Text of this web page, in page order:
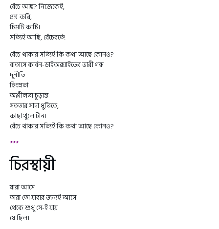
বেঁচে আছ? নিজেকেই,
প্রশ্ন করি,
চিমটি কাটি।
সত্যিই আছি, বেঁচেবর্তে!
বেঁচে থাকার সত্যিই কি কথা আছে কোনও?
বাতাসে কার্বন-ডাইঅক্সাইডের ভারী গন্ধ
দুর্নীতি
হিংস্রতা
অশ্লীলতা চূড়ান্ত
সততার সাদা ধুতিতে,
কাছা খুলে টান।
বেঁচে থাকার সত্যিই কি কথা আছে কোন‌ও?
***
চিরস্থায়ী
যারা আসে
তারা তো যাবার জন্যই আসে
থেকে শুধু সে-ই যায়
যে ছিল।